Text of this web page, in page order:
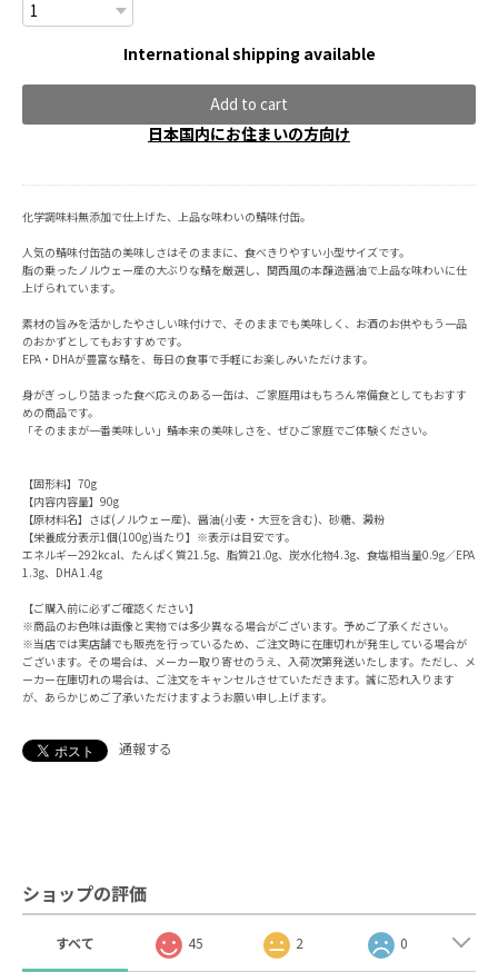
International shipping available
Add to cart
日本国内にお住まいの方向け
化学調味料無添加で仕上げた、上品な味わいの鯖味付缶。
人気の鯖味付缶詰の美味しさはそのままに、食べきりやすい小型サイズです。
脂の乗ったノルウェー産の大ぶりな鯖を厳選し、関西風の本醸造醤油で上品な味わいに仕
上げられています。
素材の旨みを活かしたやさしい味付けで、そのままでも美味しく、お酒のお供やもう一品
のおかずとしてもおすすめです。
EPA・DHAが豊富な鯖を、毎日の食事で手軽にお楽しみいただけます。
身がぎっしり詰まった食べ応えのある一缶は、ご家庭用はもちろん常備食としてもおすす
めの商品です。
「そのままが一番美味しい」――鯖本来の美味しさを、ぜひご家庭でご体験ください。
【固形料】70g
【内容内容量】90g
【原材料名】さば(ノルウェー産)、醤油(小麦・大豆を含む)、砂糖、澱粉
【栄養成分表示1個(100g)当たり】※表示は目安です。
エネルギー292kcal、たんぱく質21.5g、脂質21.0g、炭水化物4.3g、食塩相当量0.9g／EPA
1.3g、DHA 1.4g
【ご購入前に必ずご確認ください】
※商品のお色味は画像と実物では多少異なる場合がございます。予めご了承ください。
※当店では実店舗でも販売を行っているため、ご注文時に在庫切れが発生している場合が
ございます。その場合は、メーカー取り寄せのうえ、入荷次第発送いたします。ただし、メ
ーカー在庫切れの場合は、ご注文をキャンセルさせていただきます。誠に恐れ入ります
が、あらかじめご了承いただけますようお願い申し上げます。
通報する
ショップの評価
すべて 45 2 0